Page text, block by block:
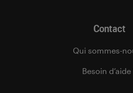
Contact
Qui sommes-
Besoin d’aide